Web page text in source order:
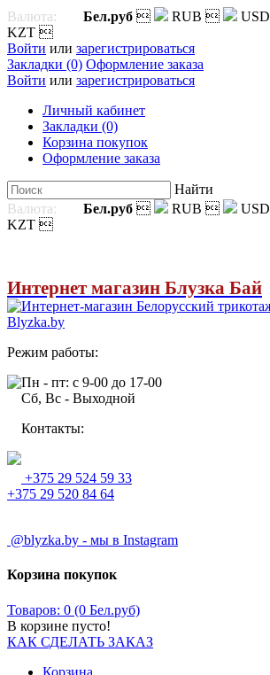
Валюта: Бел.руб  RUB  USD
KZT 
Войти или зарегистрироваться
Закладки (0) Оформление заказа
Войти или зарегистрироваться
Личный кабинет
Закладки (0)
Корзина покупок
Оформление заказа
Найти
Валюта:
Бел.руб  RUB  USD
KZT 
Интернет магазин Блузка Бай
Режим работы:
Пн - пт: с 9-00 до 17-00
Сб, Вс - Выходной
Контакты:
+375 29 524 59 33
+375 29 520 84 64
@blyzka.by - мы в Instagram
Корзина покупок
Товаров: 0 (0 Бел.руб)
В корзине пусто!
КАК СДЕЛАТЬ ЗАКАЗ
Корзина